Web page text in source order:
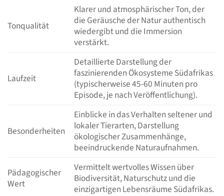
Tonqualität
Klarer und atmosphärischer Ton, der
die Geräusche der Natur authentisch
wiedergibt und die Immersion
verstärkt.
Laufzeit
Detaillierte Darstellung der
faszinierenden Ökosysteme Südafrikas
(typischerweise 45-60 Minuten pro
Episode, je nach Veröffentlichung).
Besonderheiten
Einblicke in das Verhalten seltener und
lokaler Tierarten, Darstellung
ökologischer Zusammenhänge,
beeindruckende Naturaufnahmen.
Pädagogischer
Wert
Vermittelt wertvolles Wissen über
Biodiversität, Naturschutz und die
einzigartigen Lebensräume Südafrikas.